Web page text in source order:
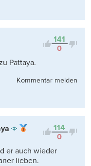
141
0
Pattaya.
Kommentar melden
114
0
er auch wieder
lieben.